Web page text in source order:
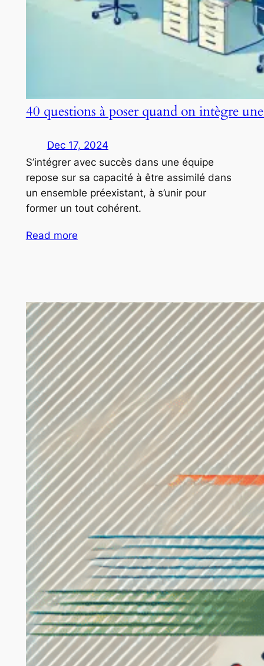
40 questions à poser quand on intègre
Dec 17, 2024
S’intégrer avec succès dans une équipe
repose sur sa capacité à être assimilé dans
un ensemble préexistant, à s’unir pour
former un tout cohérent.
Read more